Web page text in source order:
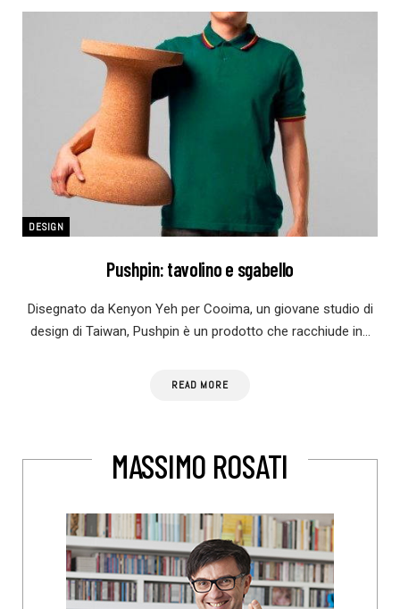
DESIGN
Pushpin: tavolino e sgabello
Disegnato da Kenyon Yeh per Cooima, un giovane studio di
design di Taiwan, Pushpin è un prodotto che racchiude in…
READ MORE
MASSIMO ROSATI